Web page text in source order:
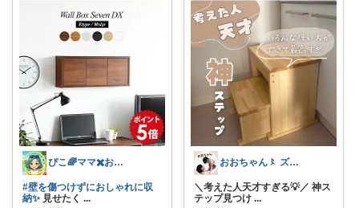
ぴこ🌈ママ✖️お洒落✖️お得
#壁を傷つけずにおしゃれに収
納✨ 見せたく ...
おおちゃん〻 ズボラママ必見便利アイテム
＼考えた人天才すぎる💡／ 神ス
テップ見つけ ...